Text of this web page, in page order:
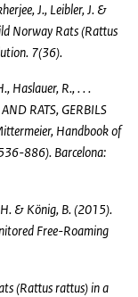
J., Leibler, J. &
Norway Rats (Rattus
7(36).
Haslauer, R., . . .
RATS, GERBILS
Handbook of
886). Barcelona:
H. & König, B. (2015).
Free-Roaming
(Rattus rattus) in a